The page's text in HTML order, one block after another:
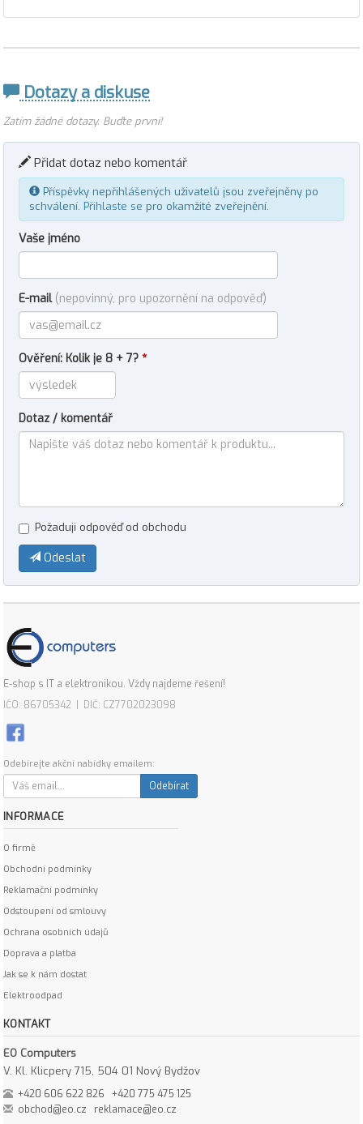
Dotazy a diskuse
Zatím žádné dotazy. Buďte první!
Přidat dotaz nebo komentář
Příspěvky nepřihlášených uživatelů jsou zveřejněny po
schválení. Přihlaste se pro okamžité zveřejnění.
Vaše jméno
E-mail (nepovinný, pro upozornění na odpověď)
Ověření: Kolik je 8 + 7? *
Dotaz / komentář
Požaduji odpověď od obchodu
Odeslat
E-shop s IT a elektronikou. Vždy najdeme řešení!
IČO: 86705342 | DIČ: CZ7702023098
Odebírejte akční nabídky emailem:
Odebírat
INFORMACE
O firmě
Obchodní podmínky
Reklamační podmínky
Odstoupení od smlouvy
Ochrana osobních údajů
Doprava a platba
Jak se k nám dostat
Elektroodpad
KONTAKT
EO Computers
V. Kl. Klicpery 715, 504 01 Nový Bydžov
+420 606 622 826
+420 775 475 125
obchod@eo.cz
reklamace@eo.cz